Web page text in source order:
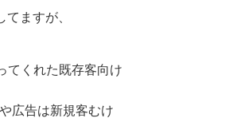
ますが、
てくれた既存客向け
広告は新規客むけ